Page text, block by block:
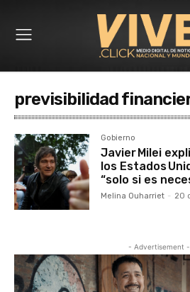
previsibilidad
Gobierno
Javier Milei
los Estados
“solo si es
Melina Ouharriet - 20
- Advertisement -